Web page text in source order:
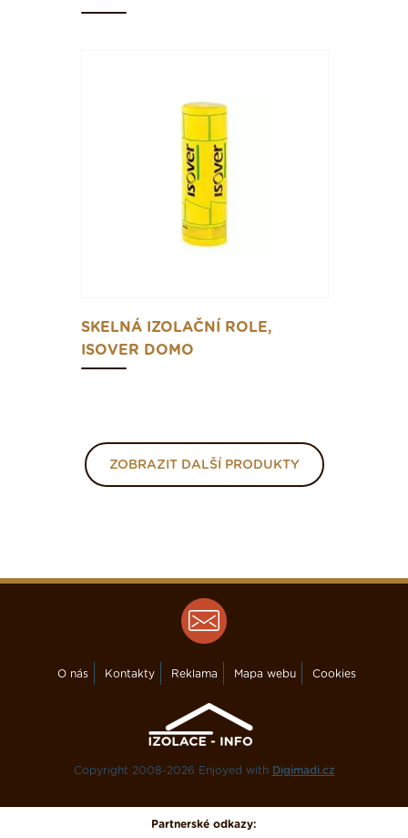
SKELNÁ IZOLAČNÍ ROLE,
ISOVER DOMO
ZOBRAZIT DALŠÍ PRODUKTY
O nás Kontakty Reklama Mapa webu Cookies
Copyright 2008-2026 Enjoyed with Digimadi.cz
Partnerské odkazy: